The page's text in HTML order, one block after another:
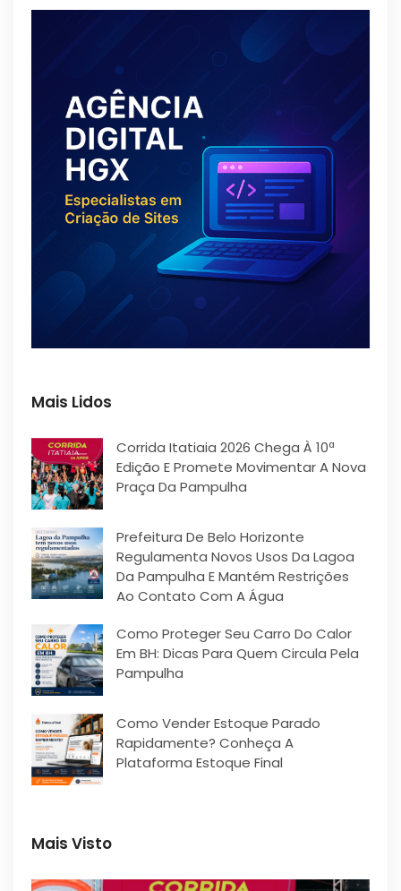
Mais Lidos
Corrida Itatiaia 2026 Chega À 10ª
Edição E Promete Movimentar A Nova
Praça Da Pampulha
Prefeitura De Belo Horizonte
Regulamenta Novos Usos Da Lagoa
Da Pampulha E Mantém Restrições
Ao Contato Com A Água
Como Proteger Seu Carro Do Calor
Em BH: Dicas Para Quem Circula Pela
Pampulha
Como Vender Estoque Parado
Rapidamente? Conheça A
Plataforma Estoque Final
Mais Visto